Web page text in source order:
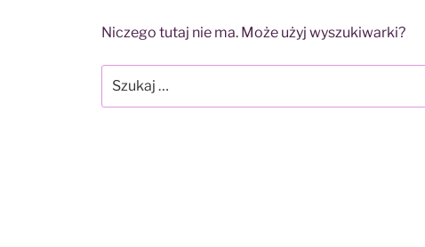
Niczego tutaj nie ma. Może użyj wyszukiwarki?